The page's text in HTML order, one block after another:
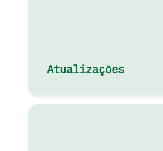
Atualizações